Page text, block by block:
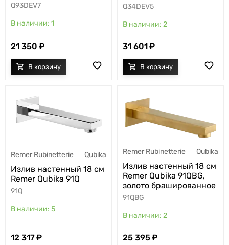
Q93DEV7
1
21 350
Q34DEV5
2
31 601
Remer Rubinetterie Qubika
Излив настенный 18 см
Remer Qubika 91Q
91Q
5
12 317
Remer Rubinetterie Qubika
Излив настенный 18 см
Remer Qubika 91QBG,
золото брашированное
91QBG
2
25 395